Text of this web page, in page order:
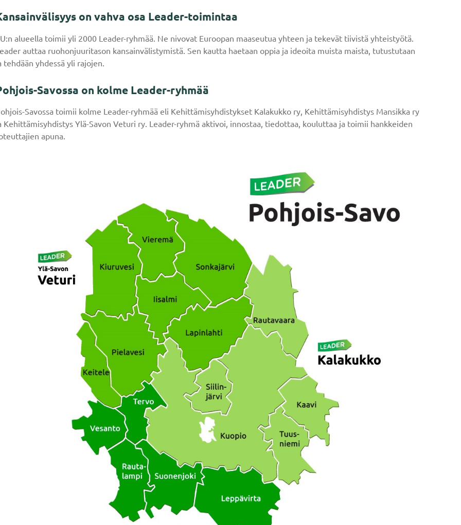
on vahva osa Leader-toimintaa
alueella toimii yli 2000 Leader-ryhmää. Ne nivovat Euroopan maaseutua yhteen ja tekevät tiivistä yhteistyötä.
auttaa ruohonjuuritason kansainvälistymistä. Sen kautta haetaan oppia ja ideoita muista maista, tutustutaan
tehdään yhdessä yli rajojen.
Savossa on kolme Leader-ryhmää
Savossa toimii kolme Leader-ryhmää eli Kehittämisyhdistykset Kalakukko ry, Kehittämisyhdistys Mansikka ry
Kehittämisyhdistys Ylä-Savon Veturi ry. Leader-ryhmä aktivoi, innostaa, tiedottaa, kouluttaa ja toimii hankkeiden
apuna.